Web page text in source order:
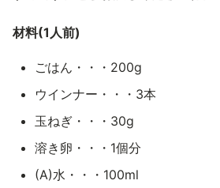
材料(1人前)
ごはん・・・200g
ウインナー・・・3本
玉ねぎ・・・30g
溶き卵・・・1個分
(A)水・・・100ml